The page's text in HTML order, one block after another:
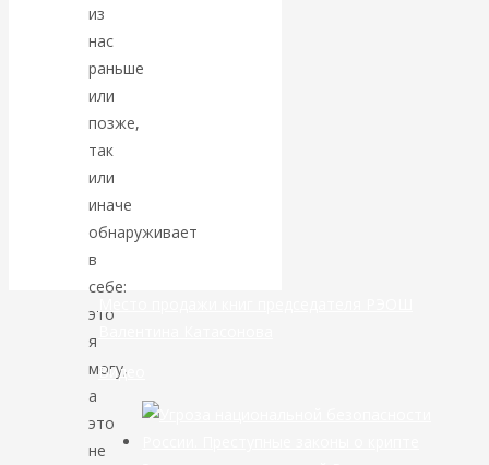
считает, что
кризис в
банковской
сфере России
уже начался
из
нас
раньше
или
позже,
так
или
иначе
обнаруживает
в
себе:
это
я
могу,
а
это
не
Видео